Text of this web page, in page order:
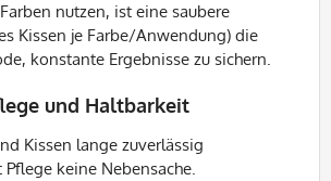
nutzen, ist eine saubere
Kissen je Farbe/Anwendung) die
konstante Ergebnisse zu sichern.
und Haltbarkeit
Kissen lange zuverlässig
keine Nebensache.